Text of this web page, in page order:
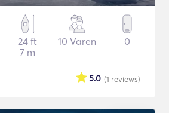
24 ft
7 m
10 Varen 0
(1 reviews)
5.0